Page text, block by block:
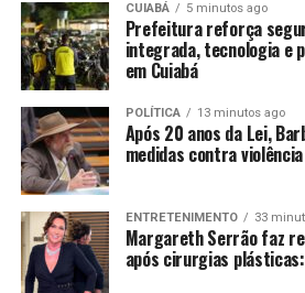
O café arábica e o robusta
avanço no VBP em 2025, de 42,6%
respectivamente. A variação será
da continuidade da valorização do
Nesse contexto, o VBP estimado da
966,5 bilhões em 2025, o que
relação ao registrado em 2024.
VBP da pecuária
CUIABÁ 5 minutos ago
Prefeitura reforça
integrada, tecnologia e
em Cuiabá
POLÍTICA 13 minutos ago
Após 20 anos da Lei,
medidas contra
ENTRETENIMENTO 33
Margareth Serrão faz
após cirurgias plásticas: